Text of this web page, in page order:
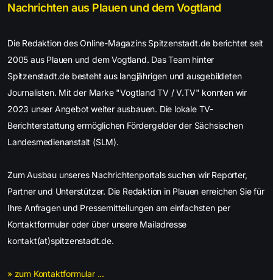
Nachrichten aus Plauen und dem Vogtland
Die Redaktion des Online-Magazins Spitzenstadt.de berichtet seit
2005 aus Plauen und dem Vogtland. Das Team hinter
Spitzenstadt.de besteht aus langjährigen und ausgebildeten
Journalisten. Mit der Marke "Vogtland TV / V.TV" konnten wir
2023 unser Angebot weiter ausbauen. Die lokale TV-
Berichterstattung ermöglichen Fördergelder der Sächsischen
Landesmedienanstalt (SLM).
Zum Ausbau unseres Nachrichtenportals suchen wir Reporter,
Partner und Unterstützer. Die Redaktion in Plauen erreichen Sie für
Ihre Anfragen und Pressemitteilungen am einfachsten per
Kontaktformular oder über unsere Mailadresse
kontakt(at)spitzenstadt.de.
» zum Kontaktformular ...